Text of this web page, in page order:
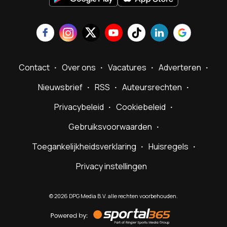
Contact Over ons Vacatures
Adverteren
Nieuwsbrief
RSS
Auteursrechten
Privacybeleid
Cookiebeleid
Gebruiksvoorwaarden
Toegankelijkheidsverklaring
Huisregels
Privacy instellingen
©2026 DPG Media B.V. alle rechten voorbehouden.
by
Sportal365